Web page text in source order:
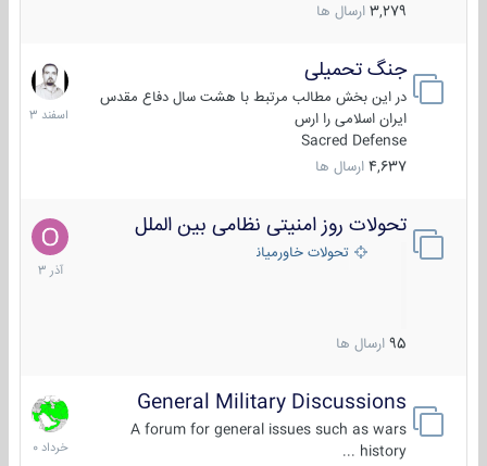
3,279 ارسال ها
جنگ تحمیلی
در این بخش مطالب مرتبط با هشت سال دفاع مقدس
ایران اسلامی را ارس
Sacred Defense
4,637 ارسال ها
20
اسفند
1403
تحولات روز امنیتی نظامی بین الملل
تحولات خاورمیانه
95 ارسال ها
21
آذر
1403
General Military Discussions
A forum for general issues such as wars
history ...
10
خرداد
1400